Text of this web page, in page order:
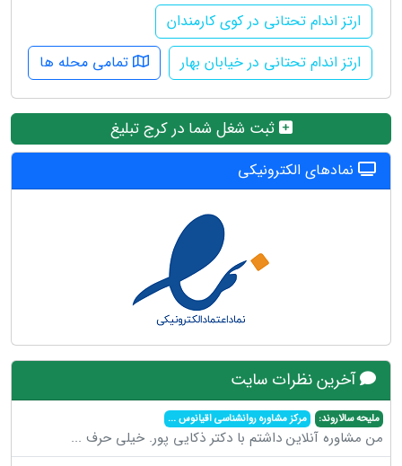
ارتز اندام تحتانی در کوی کارمندان
ارتز اندام تحتانی در خیابان بهار
تمامی محله ها
ثبت شغل شما در کرج تبلیغ
نمادهای الکترونیکی
آخرین نظرات سایت
ملیحه سالاروند: مرکز مشاوره روانشناسی اقیانوس...
من مشاوره آنلاین داشتم با دکتر ذکایی پور. خیلی حرف ...